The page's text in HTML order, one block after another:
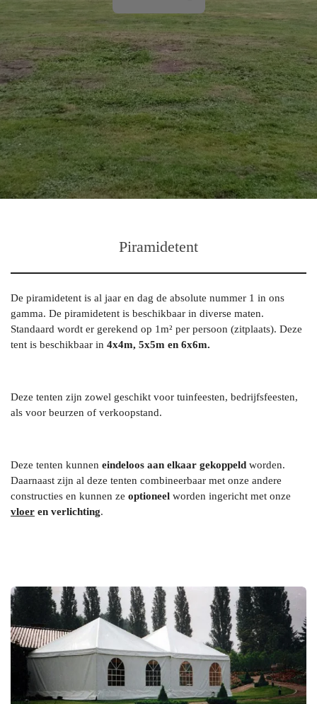
Piramidetent
De piramidetent is al jaar en dag de absolute nummer 1 in ons
gamma. De piramidetent is beschikbaar in diverse maten.
Standaard wordt er gerekend op 1m² per persoon (zitplaats). Deze
tent is beschikbaar in 4x4m, 5x5m en 6x6m.
Deze tenten zijn zowel geschikt voor tuinfeesten, bedrijfsfeesten,
als voor beurzen of verkoopstand.
Deze tenten kunnen eindeloos aan elkaar gekoppeld worden.
Daarnaast zijn al deze tenten combineerbaar met onze andere
constructies en kunnen ze optioneel worden ingericht met onze
vloer en verlichting.